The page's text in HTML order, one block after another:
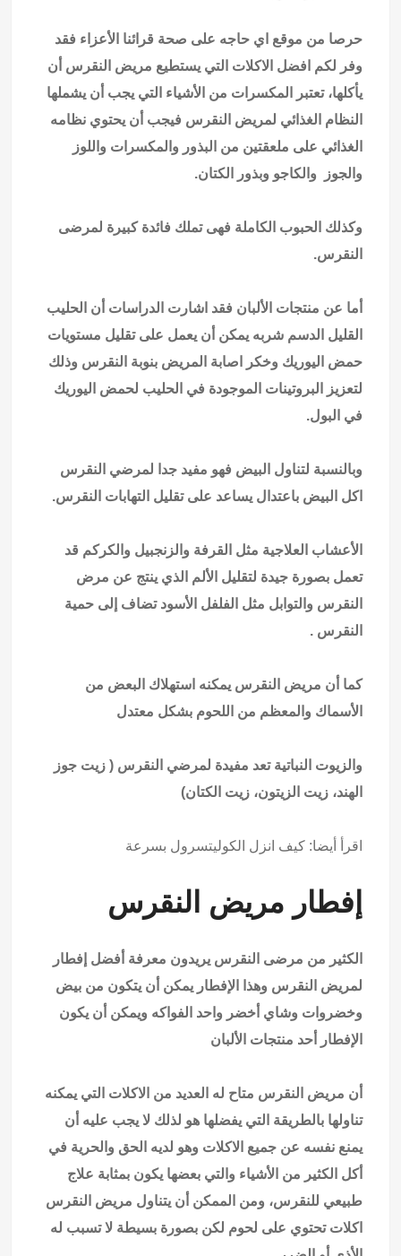
حرصا من موقع اي حاجه على صحة قرائنا الأعزاء فقد
وفر لكم افضل الاكلات التي يستطيع مريض النقرس أن
يأكلها،تعتبر المكسرات من الأشياء التي يجب أن يشملها
النظام الغذائي لمريض النقرس فيجب أن يحتوي نظامه
الغذائي على ملعقتين من البذور والمكسرات واللوز
والجوز والكاجو وبذور الكتان.
وكذلك الحبوب الكاملة فهى تملك فائدة كبيرة لمرضى
النقرس.
أما عن منتجات الألبان فقد اشارت الدراسات أن الحليب
القليل الدسم شربه يمكن أن يعمل على تقليل مستويات
حمض اليوريك وخكر اصابة المريض بنوبة النقرس وذلك
لتعزيز البروتينات الموجودة في الحليب لحمض اليوريك
في البول.
وبالنسبة لتناول البيض فهو مفيد جدا لمرضي النقرس
اكل البيض باعتدال يساعد على تقليل التهابات النقرس.
الأعشاب العلاجية مثل القرفة والزنجبيل والكركم قد
تعمل بصورة جيدة لتقليل الألم الذي ينتج عن مرض
النقرس والتوابل مثل الفلفل الأسود تضاف إلى حمية
النقرس .
كما أن مريض النقرس يمكنه استهلاك البعض من
الأسماك والمعظم من اللحوم بشكل معتدل
والزيوت النباتية تعد مفيدة لمرضي النقرس ( زيت جوز
الهند، زيت الزيتون، زيت الكتان)
اقرأ أيضا: كيف انزل الكوليتسرول بسرعة
إفطار مريض النقرس
الكثير من مرضى النقرس يريدون معرفة أفضل إفطار
لمريض النقرس وهذا الإفطار يمكن أن يتكون من بيض
وخضروات وشاي أخضر واحد الفواكه ويمكن أن يكون
الإفطار أحد منتجات الألبان
أن مريض النقرس متاح له العديد من الاكلات التي يمكنه
تناولها بالطريقة التي يفضلها هو لذلك لا يجب عليه أن
يمنع نفسه عن جميع الاكلات وهو لديه الحق والحرية في
أكل الكثير من الأشياء والتي بعضها يكون بمثابة علاج
طبيعي للنقرس، ومن الممكن أن يتناول مريض النقرس
اكلات تحتوي على لحوم لكن بصورة بسيطة لا تسبب له